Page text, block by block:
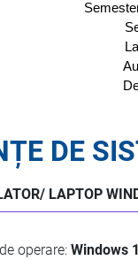
DE
LAPTOP
operare: Windows